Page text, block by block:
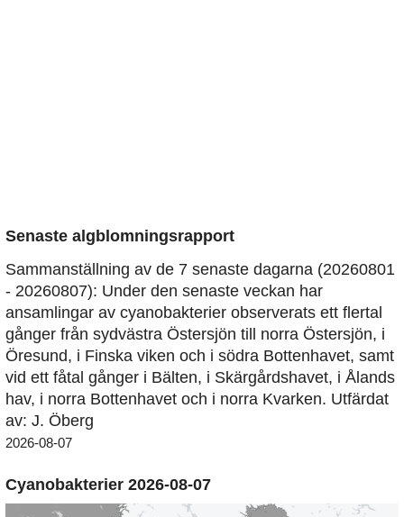
Senaste algblomningsrapport
Sammanställning av de 7 senaste dagarna (20260801
- 20260807): Under den senaste veckan har
ansamlingar av cyanobakterier observerats ett flertal
gånger från sydvästra Östersjön till norra Östersjön, i
Öresund, i Finska viken och i södra Bottenhavet, samt
vid ett fåtal gånger i Bälten, i Skärgårdshavet, i Ålands
hav, i norra Bottenhavet och i norra Kvarken. Utfärdat
av: J. Öberg
2026-08-07
Cyanobakterier 2026-08-07